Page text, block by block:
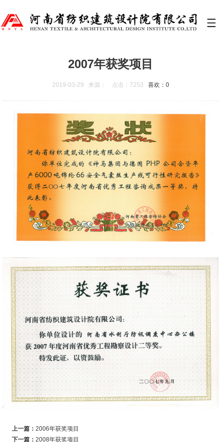
2007年获奖项目
2019-03-29 来源： 点击：7253 喜欢： 0
上一篇：2006年获奖项目
下一篇：2008年获奖项目